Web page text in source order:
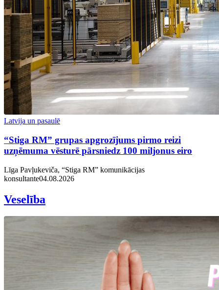
Latvija un pasaulē
“Stiga RM” grupas apgrozījums pirmo reizi
uzņēmuma vēsturē pārsniedz 100 miljonus eiro
Līga Pavļukeviča, “Stiga RM” komunikācijas
konsultante04.08.2026
Veselība